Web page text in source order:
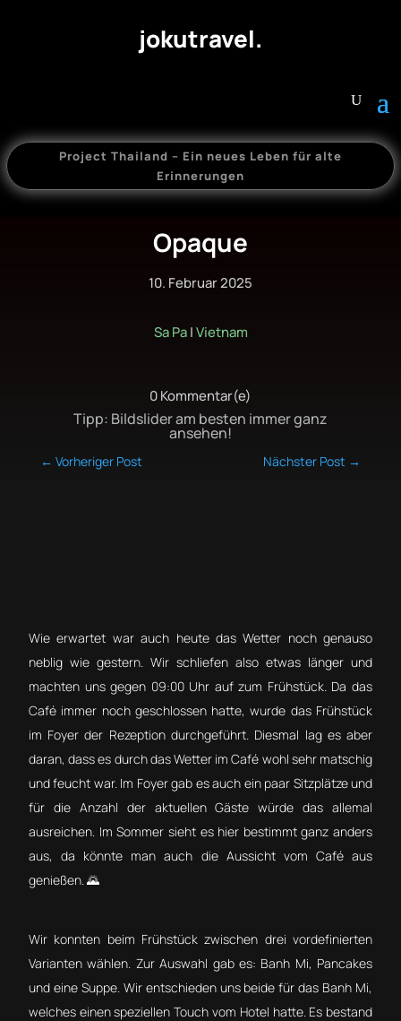
jokutravel.
Project Thailand – Ein neues Leben für alte
Erinnerungen
Opaque
10. Februar 2025
Sa Pa|Vietnam
0 Kommentar(e)
Tipp: Bildslider am besten immer ganz
ansehen!
← Vorheriger Post Nächster Post →
Wie erwartet war auch heute das Wetter noch genauso
neblig wie gestern. Wir schliefen also etwas länger und
machten uns gegen 09:00 Uhr auf zum Frühstück. Da das
Café immer noch geschlossen hatte, wurde das Frühstück
im Foyer der Rezeption durchgeführt. Diesmal lag es aber
daran, dass es durch das Wetter im Café wohl sehr matschig
und feucht war. Im Foyer gab es auch ein paar Sitzplätze und
für die Anzahl der aktuellen Gäste würde das allemal
ausreichen. Im Sommer sieht es hier bestimmt ganz anders
aus, da könnte man auch die Aussicht vom Café aus
genießen. 🌄
Wir konnten beim Frühstück zwischen drei vordefinierten
Varianten wählen. Zur Auswahl gab es: Banh Mi, Pancakes
und eine Suppe. Wir entschieden uns beide für das Banh Mi,
welches einen speziellen Touch vom Hotel hatte. Es bestand